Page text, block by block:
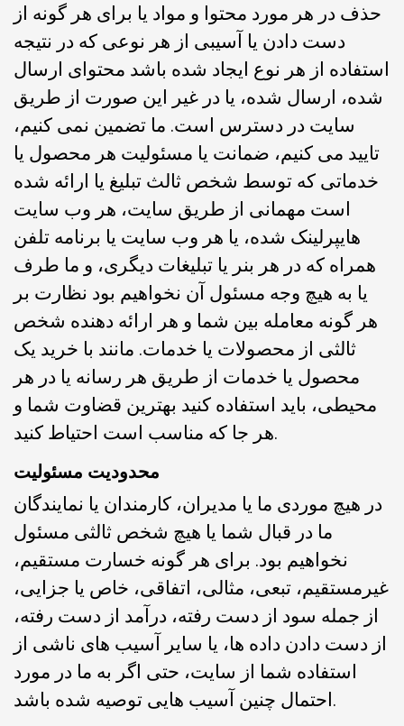
حذف در هر مورد محتوا و مواد یا برای هر گونه از
دست دادن یا آسیبی از هر نوعی که در نتیجه
استفاده از هر نوع ایجاد شده باشد محتوای ارسال
شده، ارسال شده، یا در غیر این صورت از طریق
سایت در دسترس است. ما تضمین نمی کنیم،
تایید می کنیم، ضمانت یا مسئولیت هر محصول یا
خدماتی که توسط شخص ثالث تبلیغ یا ارائه شده
است مهمانی از طریق سایت، هر وب سایت
هایپرلینک شده، یا هر وب سایت یا برنامه تلفن
همراه که در هر بنر یا تبلیغات دیگری، و ما طرف
یا به هیچ وجه مسئول آن نخواهیم بود نظارت بر
هر گونه معامله بین شما و هر ارائه دهنده شخص
ثالثی از محصولات یا خدمات. مانند با خرید یک
محصول یا خدمات از طریق هر رسانه یا در هر
محیطی، باید استفاده کنید بهترین قضاوت شما و
هر جا که مناسب است احتیاط کنید.
محدودیت مسئولیت
در هیچ موردی ما یا مدیران، کارمندان یا نمایندگان
ما در قبال شما یا هیچ شخص ثالثی مسئول
نخواهیم بود. برای هر گونه خسارت مستقیم،
غیرمستقیم، تبعی، مثالی، اتفاقی، خاص یا جزایی،
از جمله سود از دست رفته، درآمد از دست رفته،
از دست دادن داده ها، یا سایر آسیب های ناشی از
استفاده شما از سایت، حتی اگر به ما در مورد
احتمال چنین آسیب هایی توصیه شده باشد.